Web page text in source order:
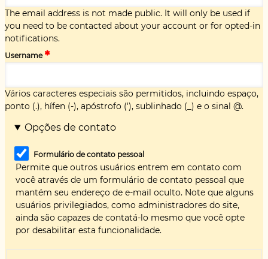
The email address is not made public. It will only be used if
you need to be contacted about your account or for opted-in
notifications.
Username
Vários caracteres especiais são permitidos, incluindo espaço,
ponto (.), hífen (-), apóstrofo ('), sublinhado (_) e o sinal @.
Opções de contato
Formulário de contato pessoal
Permite que outros usuários entrem em contato com
você através de um formulário de contato pessoal que
mantém seu endereço de e-mail oculto. Note que alguns
usuários privilegiados, como administradores do site,
ainda são capazes de contatá-lo mesmo que você opte
por desabilitar esta funcionalidade.